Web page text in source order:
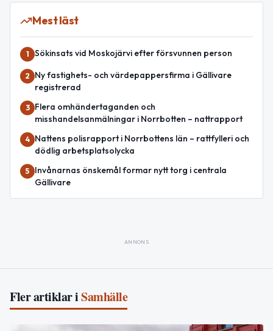
Mest läst
1 Sökinsats vid Moskojärvi efter försvunnen person
2
Ny fastighets- och värdepappersfirma i Gällivare
registrerad
3
Flera omhändertaganden och
misshandelsanmälningar i Norrbotten – nattrapport
4
Nattens polisrapport i Norrbottens län – rattfylleri och
dödlig arbetsplatsolycka
5
Invånarnas önskemål formar nytt torg i centrala
Gällivare
ANNONS
Fler artiklar iSamhälle